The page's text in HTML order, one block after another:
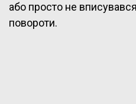
або просто не
повороти.